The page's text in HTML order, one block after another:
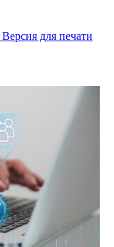
Версия для печати